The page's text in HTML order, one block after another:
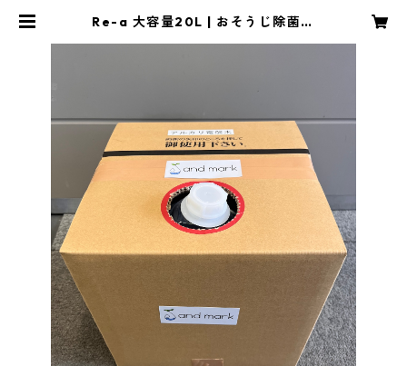
Re-a 大容量20L | おそうじ除菌水